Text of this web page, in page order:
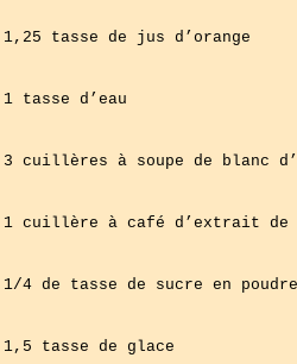
1,25 tasse de jus d’orange
1 tasse d’eau
3 cuillères à soupe de blanc
1 cuillère à café d’extrait
1/4 de tasse de sucre en poudre
1,5 tasse de glace